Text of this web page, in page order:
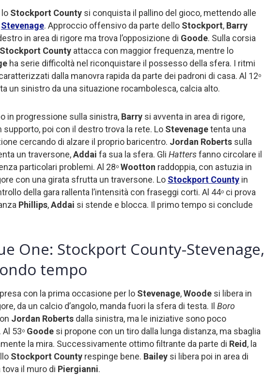
lo Stockport County si conquista il pallino del gioco, mettendo alle
Stevenage. Approccio offensivo da parte dello Stockport, Barry
in area di rigore ma trova l’opposizione di Goode. Sulla corsia
Stockport County attacca con maggior frequenza, mentre lo
ha serie difficoltà nel riconquistare il possesso della sfera. I ritmi
dalla manovra rapida da parte dei padroni di casa. Al 12o
un sinistro da una situazione rocambolesca, calcia alto.
in progressione sulla sinistra, Barry si avventa in area di rigore,
supporto, poi con il destro trova la rete. Lo Stevenagetenta una
cercando di alzare il proprio baricentro. Jordan Roberts sulla
un traversone,Addai fa sua la sfera. Gli Hattersfanno circolare il
particolari problemi. Al 28o Wootton raddoppia, con astuzia in
con una girata sfrutta un traversone. Lo Stockport County in
della gara rallenta l’intensità con fraseggi corti. Al 44o ci prova
Phillips,Addai si stende e blocca. Il primo tempo si conclude
One: Stockport County-Stevenage,
tempo
con la prima occasione per lo Stevenage,Woode si libera in
da un calcio d’angolo, manda fuori la sfera di testa. Il Boro
Jordan Roberts dalla sinistra, ma le iniziative sono poco
53o Goode si propone con un tiro dalla lunga distanza, ma sbaglia
la mira. Successivamente ottimo filtrante da parte di Reid , la
Stockport County respinge bene. Bailey si libera poi in area di
tova il muro di Piergianni.